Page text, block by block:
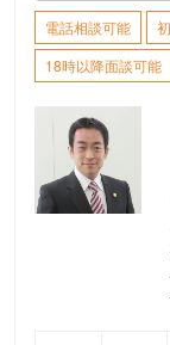
電話相談可能
18時以降面談可能